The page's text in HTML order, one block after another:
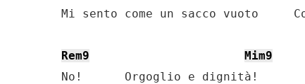
Mi sento come un sacco vuoto
Rem9
Mim9
No!      Orgoglio e dignità!